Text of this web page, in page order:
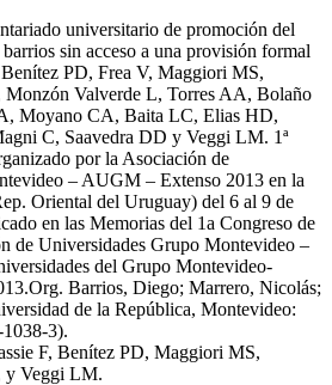
universitario de promoción del
sin acceso a una provisión formal
PD, Frea V, Maggiori MS,
Valverde L, Torres AA, Bolaño
Moyano CA, Baita LC, Elias HD,
C, Saavedra DD y Veggi LM. 1ª
por la Asociación de
– AUGM – Extenso 2013 en la
Oriental del Uruguay) del 6 al 9 de
en las Memorias del 1a Congreso de
de Universidades Grupo Montevideo –
del Grupo Montevideo-
Barrios, Diego; Marrero, Nicolás;
de la República, Montevideo:
3).
F, Benítez PD, Maggiori MS,
y Veggi LM.